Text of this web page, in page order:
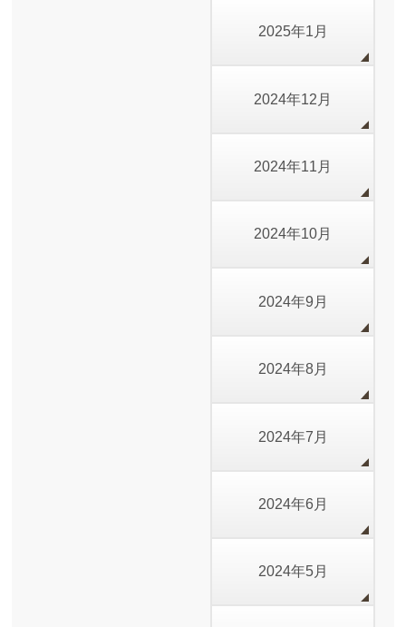
2025年1月
2024年12月
2024年11月
2024年10月
2024年9月
2024年8月
2024年7月
2024年6月
2024年5月